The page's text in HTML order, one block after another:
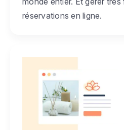
réservations en ligne.